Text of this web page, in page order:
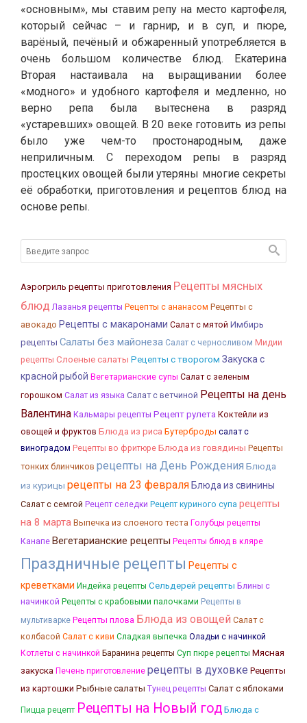
«основным», мы ставим репу на место картофеля,
который сейчас – и гарнир, и в суп, и пюре,
варёный, печёный и обжаренный употребляется в
очень большом количестве блюд. Екатерина
Вторая настаивала на выращивании более
«модного» и удобного картофеля и медленно, но
верно репа была вытеснена в разряд
«устаревших» овощей. В 20 веке готовить из репы
было уже чем-то простонародным, даже
неприличным. С переходом репы в разряд
простецких овощей были утеряны многие секреты
её обработки, приготовления и рецептов блюд на
основе репы.
Аэрогриль рецепты приготовления Рецепты мясных
блюд Лазанья рецепты Рецепты с ананасом Рецепты с
авокадо Рецепты с макаронами Салат с мятой Имбирь
рецепты Салаты без майонеза Салат с черносливом Мидии
рецепты Слоеные салаты Рецепты с творогом Закуска с
красной рыбой Вегетарианские супы Салат с зеленым
горошком Салат из языка Салат с ветчиной Рецепты на день
Валентина Кальмары рецепты Рецепт рулета Коктейли из
овощей и фруктов Блюда из риса Бутерброды салат с
виноградом Рецепты во фритюре Блюда из говядины Рецепты
тонких блинчиков рецепты на День Рождения Блюда
из курицы рецепты на 23 февраля Блюда из свинины
Салат с семгой Рецепт селедки Рецепт куриного супа рецепты
на 8 марта Выпечка из слоеного теста Голубцы рецепты
Канапе Вегетарианские рецепты Рецепты блюд в кляре
Праздничные рецепты Рецепты с
креветками Индейка рецепты Сельдерей рецепты Блины с
начинкой Рецепты с крабовыми палочками Рецепты в
мультиварке Рецепты плова Блюда из овощей Салат с
колбасой Салат с киви Сладкая выпечка Оладьи с начинкой
Котлеты с начинкой Баранина рецепты Суп пюре рецепты Мясная
закуска Печень приготовление рецепты в духовке Рецепты
из картошки Рыбные салаты Тунец рецепты Салат с яблоками
Пицца рецепт Рецепты на Новый год Блюда с